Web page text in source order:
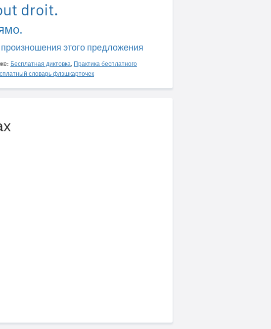
droit.
этого предложения
Бесплатная диктовка, Практика бесплатного
словарь флэшкарточек